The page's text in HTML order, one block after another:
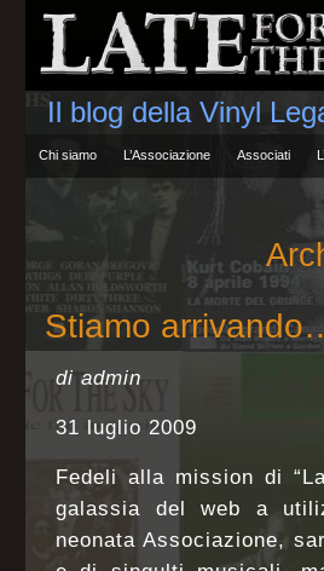
Il blog della Vinyl
Chi siamo L’Associazione Associati
Stiamo
di admin
31 luglio 2009
Fedeli alla mission di
galassia del web a
neonata Associazione,